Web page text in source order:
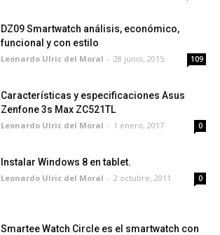
DZ09 Smartwatch análisis, económico,
funcional y con estilo
Leonardo Ulric del Moral - 28 junio, 2015 109
Características y especificaciones Asus
Zenfone 3s Max ZC521TL
Leonardo Ulric del Moral - 1 enero, 2017 0
Instalar Windows 8 en tablet.
Leonardo Ulric del Moral - 2 octubre, 2011 0
Smartee Watch Circle es el smartwatch con